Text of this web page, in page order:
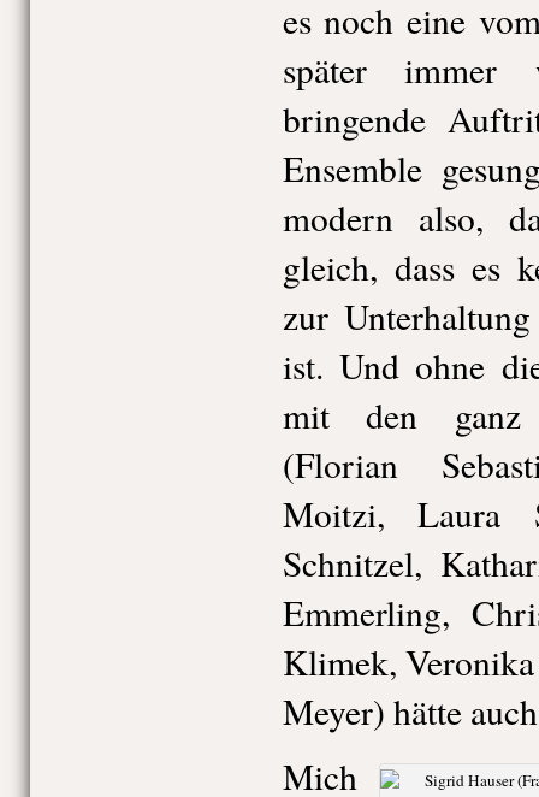
es noch eine
später immer
bringende
Ensemble
modern also,
gleich, dass es
zur
ist. Und ohne
mit den ganz
(Florian
Moitzi, Laura
Schnitzel,
Emmerling,
Klimek,
Meyer) hätte
Mich